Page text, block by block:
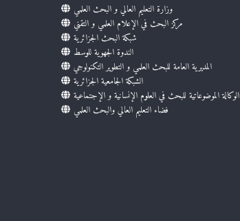
وزارة التعليم العالي و البحث العلمي
مركز البحث في الإعلام العلمي و التقني
شبكة البحث الجزائرية
الندوة الجهوية للوسط
المديرية العامة للبحث العلمي و التطوير التكنولوجي
الشبكة الجامعية الجزائرية
الوكالة الموضوعاتية للبحث في العلوم الإنسانية و الإجتماعية
فضاء التعليم العالي والبحث العلمي